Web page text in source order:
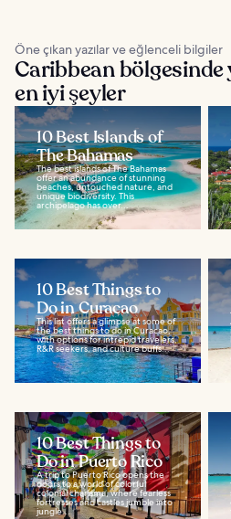
Öne çıkan yazılar ve eğlenceli bilgiler
Caribbean bölgesinde
en iyi şeyler
10 Best Islands of
The Bahamas
The best islands of The Bahamas
offer an abundance of stunning
beaches, untouched nature, and
unique biodiversity. This
archipelago has over...
10 Best Things to
Do in Curacao
This list offers a glimpse at some of
the best things to do in Curacao,
with options for intrepid travelers,
R&R seekers, and culture buffs...
10 Best Things to
Do in Puerto Rico
A trip to Puerto Rico opens the
doors to a world of colorful
colonial charisma, where fearless
fortresses and castles jumble into
jungle...